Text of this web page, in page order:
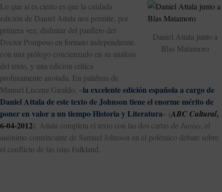
Daniel Attala junto a
Blas Matamoro
Lo que sí es cierto es que la cuidada
edición de Daniel Attala nos permite, por
primera vez, disfrutar del panfleto del
Doctor Pomposo en formato independiente,
con una prólogo concienzudo en su análisis
del texto, y una edición crítica
profusamente anotada. En palabras de
Manuel Lucena Giraldo, «la excelente edición española a cargo de
Daniel Attala de este texto de Johnson tiene el enorme mérito de
poner en valor a un tiempo Historia y Literatura» (ABC Cultural,
6-04-2012). Attala completa el texto con las dos cartas de Junius , el
anónimo contrincante de Samuel Johnson en el polémico debate sobre
el conflicto de las islas Falkland.